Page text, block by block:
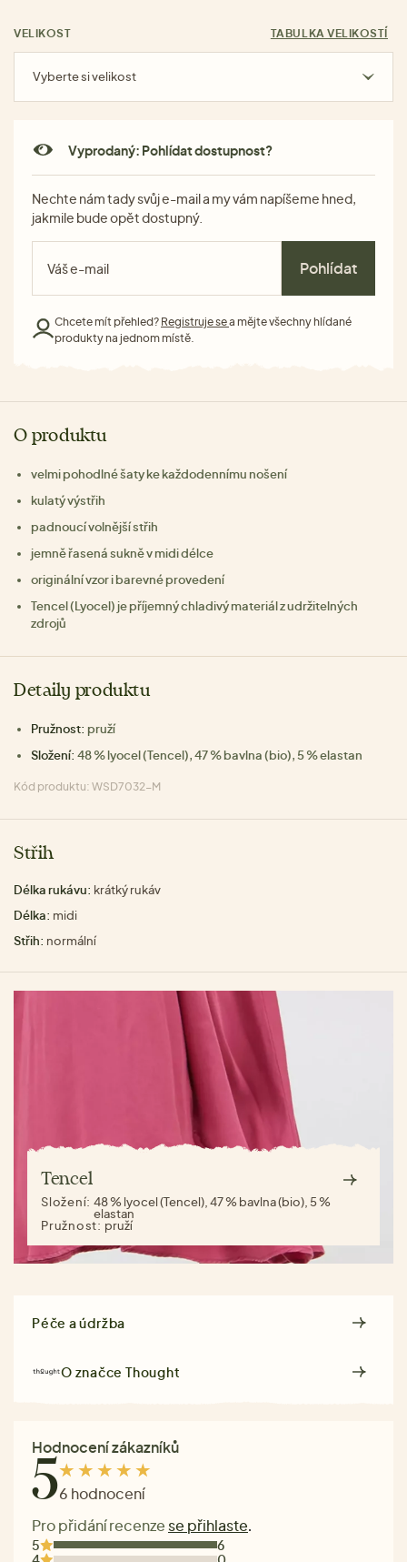
VELIKOST TABULKA VELIKOSTÍ
Vyberte si velikost
Vyprodaný: Pohlídat dostupnost?
Nechte nám tady svůj e-mail a my vám napíšeme hned,
jakmile bude opět dostupný.
Pohlídat
Chcete mít přehled? Registruje sea mějte všechny hlídané
produkty na jednom místě.
O produktu
velmi pohodlné šaty ke každodennímu nošení
kulatý výstřih
padnoucí volnější střih
jemně řasená sukně v midi délce
originální vzor i barevné provedení
Tencel (Lyocel) je příjemný chladivý materiál z udržitelných
zdrojů
Detaily produktu
Pružnost: pruží
Složení: 48 % lyocel (Tencel), 47 % bavlna (bio), 5 % elastan
Kód produktu: WSD7032-M
Střih
Délka rukávu: krátký rukáv
Délka: midi
Střih: normální
Tencel
Složení:48 % lyocel (Tencel), 47 % bavlna (bio), 5 %
elastan
Pružnost: pruží
Péče a údržba
O značceThought
Hodnocení zákazníků
56 hodnocení
Pro přidání recenze se přihlaste.
5
6